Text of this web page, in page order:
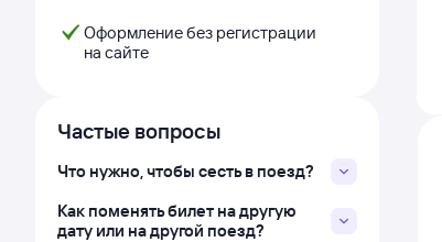
Оформление без регистрации
на сайте
Частые вопросы
Что нужно, чтобы сесть в поезд?
Как поменять билет на другую
дату или на другой поезд?